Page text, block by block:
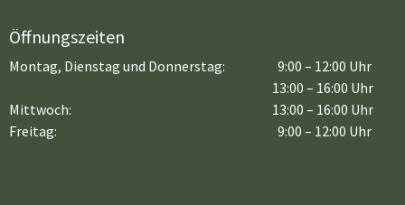
Öffnungszeiten
Montag, Dienstag und Donnerstag:
9:00 – 12:00 Uhr
13:00 – 16:00 Uhr
Mittwoch:
Freitag:
13:00 – 16:00 Uhr
9:00 – 12:00 Uhr